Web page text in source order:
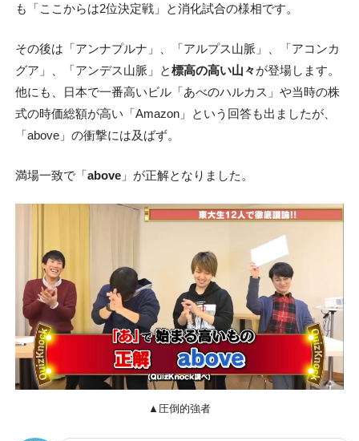
も「ここからは2位決定戦」と消化試合の様相です。
その後は「アンナプルナ」、「アルプス山脈」、「アコンカ
グア」、「アンデス山脈」と標高の高い山々が登場します。
他にも、日本で一番高いビル「あべのハルカス」や当時の株
式の時価総額が高い「Amazon」という回答も出ましたが、
「above」の衝撃には及ばず。
満場一致で「above」が正解となりました。
▲圧倒的強者